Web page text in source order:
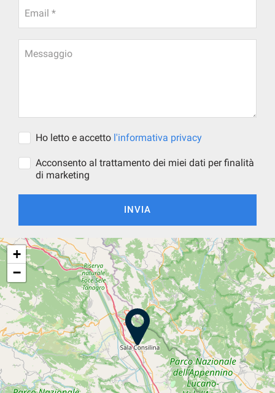
Email *
Messaggio
Ho letto e accetto l'informativa privacy
Acconsento al trattamento dei miei dati per finalità
di marketing
INVIA
+
−